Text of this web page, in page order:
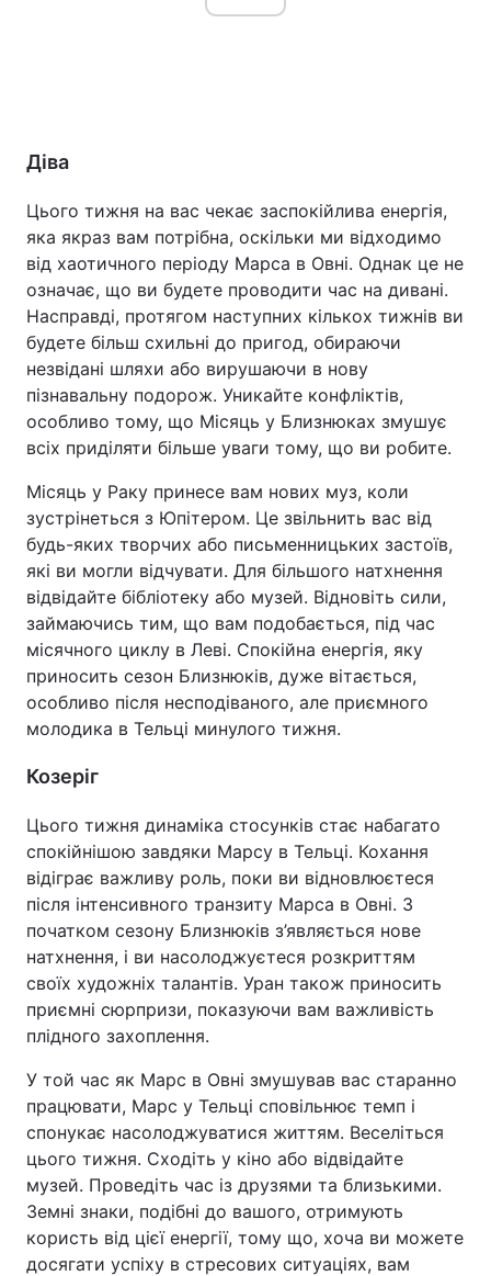
Діва
Цього тижня на вас чекає заспокійлива енергія,
яка якраз вам потрібна, оскільки ми відходимо
від хаотичного періоду Марса в Овні. Однак це не
означає, що ви будете проводити час на дивані.
Насправді, протягом наступних кількох тижнів ви
будете більш схильні до пригод, обираючи
незвідані шляхи або вирушаючи в нову
пізнавальну подорож. Уникайте конфліктів,
особливо тому, що Місяць у Близнюках змушує
всіх приділяти більше уваги тому, що ви робите.
Місяць у Раку принесе вам нових муз, коли
зустрінеться з Юпітером. Це звільнить вас від
будь-яких творчих або письменницьких застоїв,
які ви могли відчувати. Для більшого натхнення
відвідайте бібліотеку або музей. Відновіть сили,
займаючись тим, що вам подобається, під час
місячного циклу в Леві. Спокійна енергія, яку
приносить сезон Близнюків, дуже вітається,
особливо після несподіваного, але приємного
молодика в Тельці минулого тижня.
Козеріг
Цього тижня динаміка стосунків стає набагато
спокійнішою завдяки Марсу в Тельці. Кохання
відіграє важливу роль, поки ви відновлюєтеся
після інтенсивного транзиту Марса в Овні. З
початком сезону Близнюків з’являється нове
натхнення, і ви насолоджуєтеся розкриттям
своїх художніх талантів. Уран також приносить
приємні сюрпризи, показуючи вам важливість
плідного захоплення.
У той час як Марс в Овні змушував вас старанно
працювати, Марс у Тельці сповільнює темп і
спонукає насолоджуватися життям. Веселіться
цього тижня. Сходіть у кіно або відвідайте
музей. Проведіть час із друзями та близькими.
Земні знаки, подібні до вашого, отримують
користь від цієї енергії, тому що, хоча ви можете
досягати успіху в стресових ситуаціях, вам